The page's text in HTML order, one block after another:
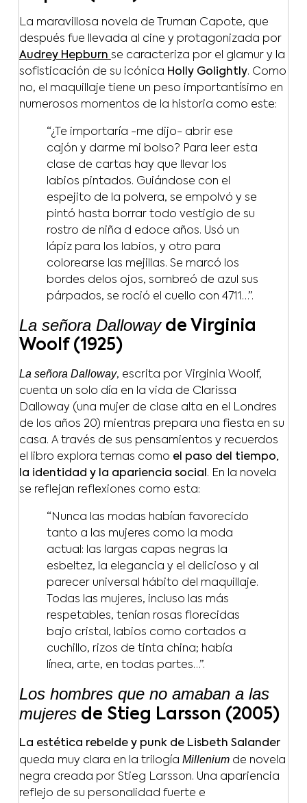
La maravillosa novela de Truman Capote, que
después fue llevada al cine y protagonizada por
Audrey Hepburn se caracteriza por el glamur y la
sofisticación de su icónica Holly Golightly. Como
no, el maquillaje tiene un peso importantísimo en
numerosos momentos de la historia como este:
“¿Te importaría -me dijo- abrir ese
cajón y darme mi bolso? Para leer esta
clase de cartas hay que llevar los
labios pintados. Guiándose con el
espejito de la polvera, se empolvó y se
pintó hasta borrar todo vestigio de su
rostro de niña d edoce años. Usó un
lápiz para los labios, y otro para
colorearse las mejillas. Se marcó los
bordes delos ojos, sombreó de azul sus
párpados, se roció el cuello con 4711…”.
La señora Dallowayde Virginia
Woolf (1925)
La señora Dalloway, escrita por Virginia Woolf,
cuenta un solo día en la vida de Clarissa
Dalloway (una mujer de clase alta en el Londres
de los años 20) mientras prepara una fiesta en su
casa. A través de sus pensamientos y recuerdos
el libro explora temas como el paso del tiempo,
la identidad y la apariencia social . En la novela
se reflejan reflexiones como esta:
“Nunca las modas habían favorecido
tanto a las mujeres como la moda
actual: las largas capas negras la
esbeltez, la elegancia y el delicioso y al
parecer universal hábito del maquillaje.
Todas las mujeres, incluso las más
respetables, tenían rosas florecidas
bajo cristal, labios como cortados a
cuchillo, rizos de tinta china; había
línea, arte, en todas partes…”.
Los hombres que no amaban a las
mujeresde Stieg Larsson (2005)
La estética rebelde y punk de Lisbeth Salander
queda muy clara en la trilogía Milleniumde novela
negra creada por Stieg Larsson. Una apariencia
reflejo de su personalidad fuerte e